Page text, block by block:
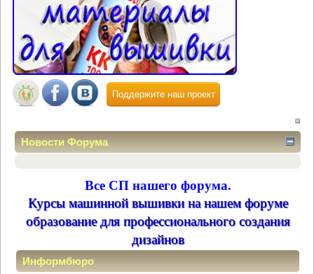
Поддержите наш проект
Новости Форума
Все СП нашего форума.
Курсы машинной вышивки на нашем форуме
образование для профессионального создания
дизайнов
Информбюро